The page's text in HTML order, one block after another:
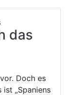
das
Doch es
„Spaniens